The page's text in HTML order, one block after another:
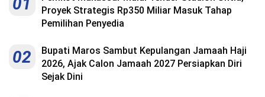
Proyek Strategis Rp350 Miliar Masuk Tahap
Pemilihan Penyedia
02
Bupati Maros Sambut Kepulangan Jamaah Haji
2026, Ajak Calon Jamaah 2027 Persiapkan Diri
Sejak Dini